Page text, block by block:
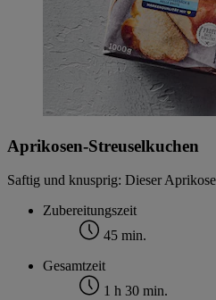
Aprikosen-Streuselkuchen
Saftig und knusprig: Dieser
Zubereitungszeit
45 min.
Gesamtzeit
1 h 30 min.